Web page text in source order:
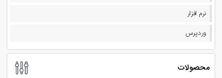
نرم افزار
وردپرس
محصولات